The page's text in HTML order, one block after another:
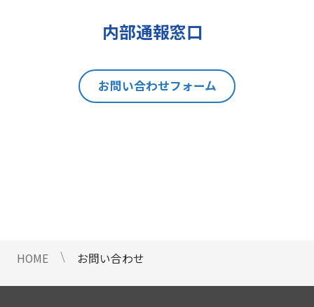
にあたり、貴方の同意を得た場合に
す。但し、貴方の同意が頂けない場
合は、お問い合わせの回答、当社の
製品・サービスのご案内や当社が独
当社は、ご提出頂く個人情報につい
内部通報窓口
お問い合わせフォーム
HOME お問い合わせ